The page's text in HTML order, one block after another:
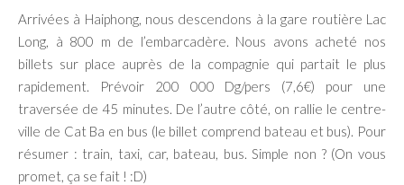
Arrivées à Haiphong, nous descendons à la gare routière Lac
Long, à 800 m de l’embarcadère. Nous avons acheté nos
billets sur place auprès de la compagnie qui partait le plus
rapidement. Prévoir 200 000 Dg/pers (7,6€) pour une
traversée de 45 minutes. De l’autre côté, on rallie le centre-
ville de Cat Ba en bus (le billet comprend bateau et bus). Pour
résumer : train, taxi, car, bateau, bus. Simple non ? (On vous
promet, ça se fait ! :D)